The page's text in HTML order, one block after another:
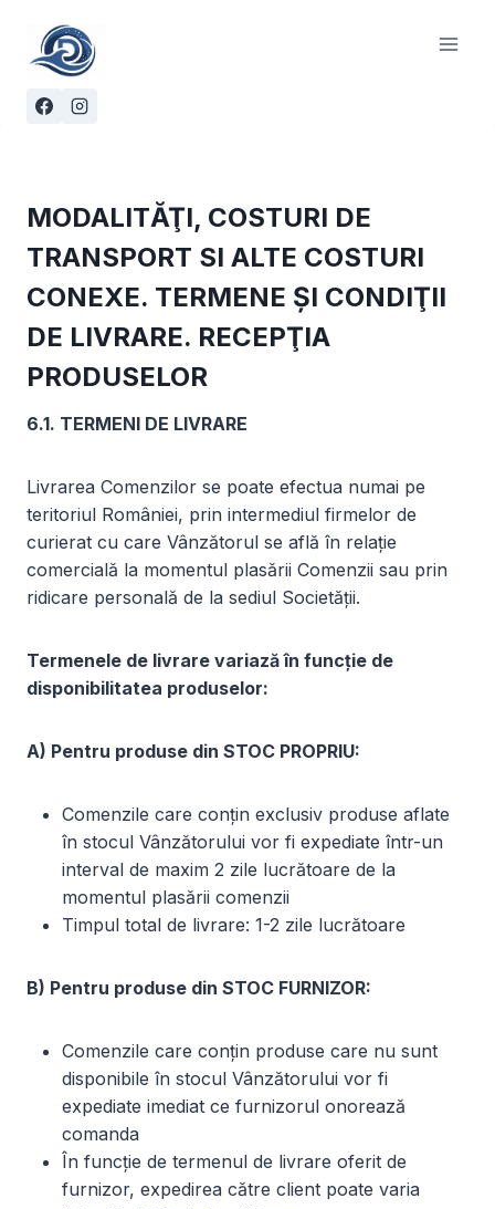
content
MODALITĂŢI, COSTURI DE
TRANSPORT SI ALTE COSTURI
CONEXE. TERMENE ŞI CONDIŢII
DE LIVRARE. RECEPŢIA
PRODUSELOR
6.1. TERMENI DE LIVRARE
Livrarea Comenzilor se poate efectua numai pe
teritoriul României, prin intermediul firmelor de
curierat cu care Vânzătorul se află în relație
comercială la momentul plasării Comenzii sau prin
ridicare personală de la sediul Societății.
Termenele de livrare variază în funcție de
disponibilitatea produselor:
A) Pentru produse din STOC PROPRIU:
Comenzile care conțin exclusiv produse aflate
în stocul Vânzătorului vor fi expediate într-un
interval de maxim 2 zile lucrătoare de la
momentul plasării comenzii
Timpul total de livrare: 1-2 zile lucrătoare
B) Pentru produse din STOC FURNIZOR:
Comenzile care conțin produse care nu sunt
disponibile în stocul Vânzătorului vor fi
expediate imediat ce furnizorul onorează
comanda
În funcție de termenul de livrare oferit de
furnizor, expedirea către client poate varia